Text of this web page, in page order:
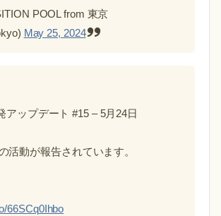
POOL from 東京
May 25, 2024
アップデート #15 – 5月24日
活動が報告されています。
66SCq0Ihbo